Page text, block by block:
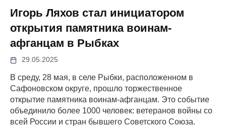
Игорь Ляхов стал инициатором
открытия памятника воинам-
афганцам в Рыбках
29.05.2025
В среду, 28 мая, в селе Рыбки, расположенном в
Сафоновском округе, прошло торжественное
открытие памятника воинам-афганцам. Это событие
объединило более 1000 человек: ветеранов войны со
всей России и стран бывшего Советского Союза.